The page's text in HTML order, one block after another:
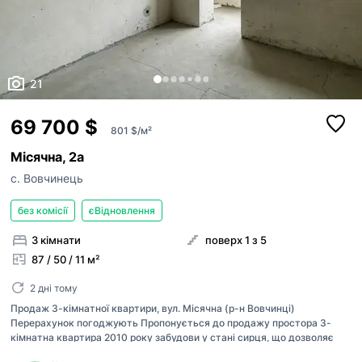
21
69 700 $ 801 $/м²
Місячна, 2а
с. Вовчинець
без комісії єВідновлення
3 кімнати
87 / 50 / 11 м²
поверх 1 з 5
2 дні тому
Продаж 3-кімнатної квартири, вул. Місячна (р-н Вовчинці)
Перерахунок погоджують Пропонується до продажу простора 3-
кімнатна квартира 2010 року забудови у стані сирця, що дозволяє